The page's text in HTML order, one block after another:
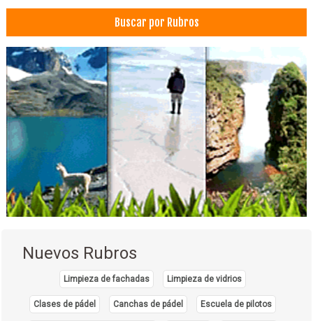
Buscar por Rubros
Nuevos Rubros
Limpieza de fachadas Limpieza de vidrios
Clases de pádel Canchas de pádel Escuela de pilotos